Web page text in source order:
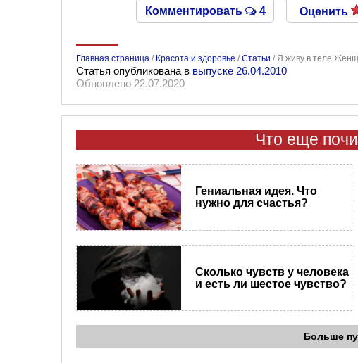
Комментировать 4 Оценить
Главная страница / Красота и здоровье /Статьи / Я живу в теле
Статья опубликована в выпуске 26.04.2010
Обновлено 22.07.2020
Что еще
Гениальная идея. Что
нужно для счастья?
Сколько чувств у человека
и есть ли шестое чувство?
Больше